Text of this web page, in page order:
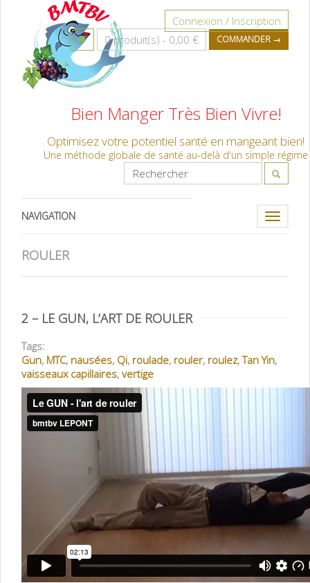
Bien Manger Très Bien Vivre!
Optimisez votre potentiel santé en mangeant bien!
Une méthode globale de santé au-delà d'un simple régime
0 produit(s) - 0,00 € COMMANDER →
Connexion / Inscription
Toggle
NAVIGATION
ROULER
2 – LE GUN, L’ART DE ROULER
Tags:
Gun, MTC, nausées, Qi, roulade, rouler, roulez,Tan Yin,
vaisseaux capillaires, vertige